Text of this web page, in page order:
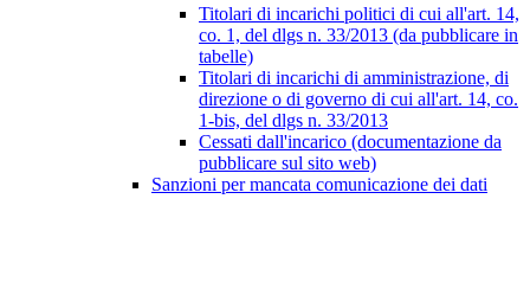
Titolari di incarichi politici di cui all'art. 14,
co. 1, del dlgs n. 33/2013 (da pubblicare in
tabelle)
Titolari di incarichi di amministrazione, di
direzione o di governo di cui all'art. 14, co.
1-bis, del dlgs n. 33/2013
Cessati dall'incarico (documentazione da
pubblicare sul sito web)
Sanzioni per mancata comunicazione dei dati